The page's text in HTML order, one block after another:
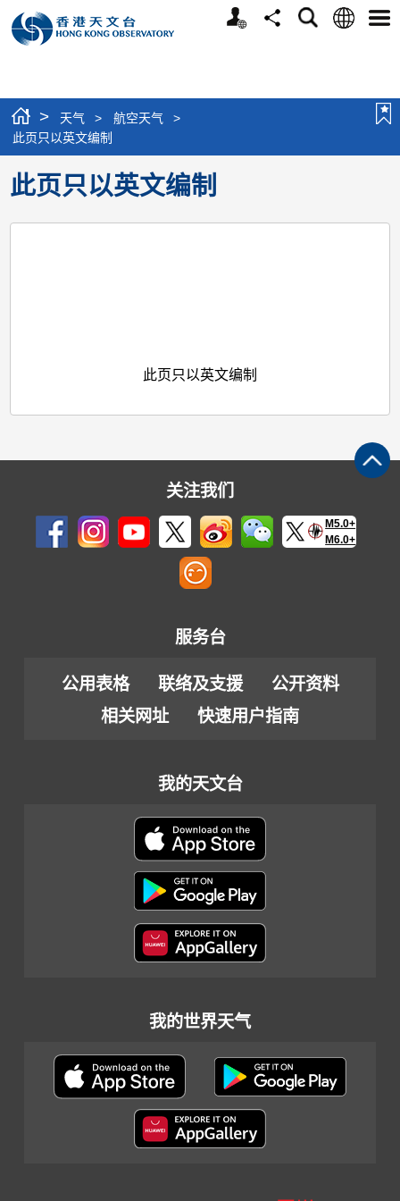
个
分
搜
语
选
> 天气 > 航空天气
>
此页只以英文编制
此页只以英文编制
此页只以英文编制
关注我们
M5.0+
M6.0+
服务台
公用表格 联络及支援
公开资料
相关网址
快速用户指南
我的天文台
我的世界天气